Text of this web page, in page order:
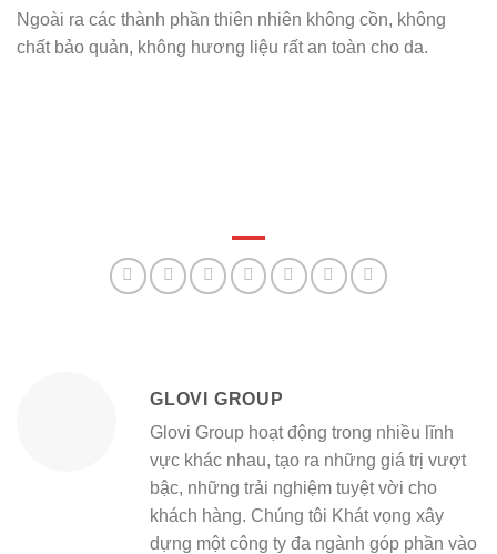
Ngoài ra các thành phần thiên nhiên không cồn, không
chất bảo quản, không hương liệu rất an toàn cho da.
GLOVI GROUP
Glovi Group hoạt động trong nhiều lĩnh
vực khác nhau, tạo ra những giá trị vượt
bậc, những trải nghiệm tuyệt vời cho
khách hàng. Chúng tôi Khát vọng xây
dựng một công ty đa ngành góp phần vào